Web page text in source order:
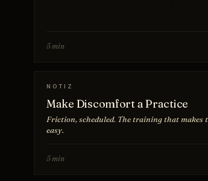
5 min
NOTIZ
Make Discomfort a Practice
Friction, scheduled. The training that makes
easy.
5 min